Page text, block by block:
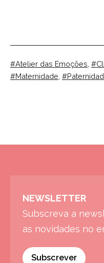
Etiquetas:
Atelier das Emoções
Maternidade
NEWSLETTER
Subscreva a
as novidades no
Subscrever